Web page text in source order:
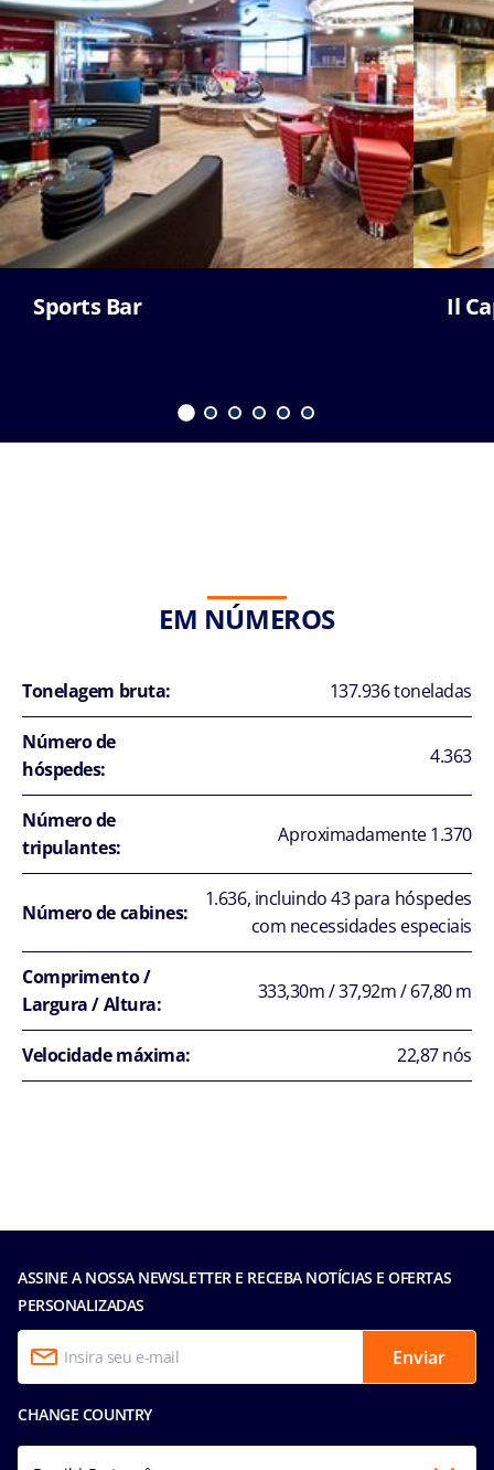
Sports Bar Il
EM NÚMEROS
Tonelagem bruta: 137.936 toneladas
Número de
hóspedes:
4.363
Número de
tripulantes:
Aproximadamente 1.370
Número de cabines:
1.636, incluindo 43 para hóspedes
com necessidades especiais
Comprimento /
Largura / Altura:
333,30m / 37,92m / 67,80 m
Velocidade máxima: 22,87 nós
ASSINE A NOSSA NEWSLETTER E RECEBA NOTÍCIAS E OFERTAS
PERSONALIZADAS
Enviar
CHANGE COUNTRY